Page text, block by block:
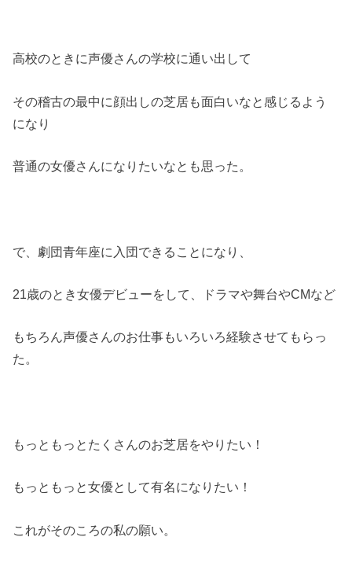
高校のときに声優さんの学校に通い出して
その稽古の最中に顔出しの芝居も面白いなと感じるよう
になり
普通の女優さんになりたいなとも思った。
で、劇団青年座に入団できることになり、
21歳のとき女優デビューをして、ドラマや舞台やCMなど
もちろん声優さんのお仕事もいろいろ経験させてもらっ
た。
もっともっとたくさんのお芝居をやりたい！
もっともっと女優として有名になりたい！
これがそのころの私の願い。